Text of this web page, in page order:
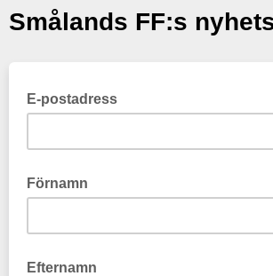
Smålands FF:s
E-postadress
Förnamn
Efternamn